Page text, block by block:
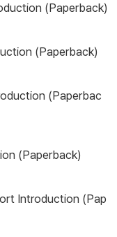
(Paperback)
(Paperback)
(Paperbac
(Paperback)
Introduction (Pap